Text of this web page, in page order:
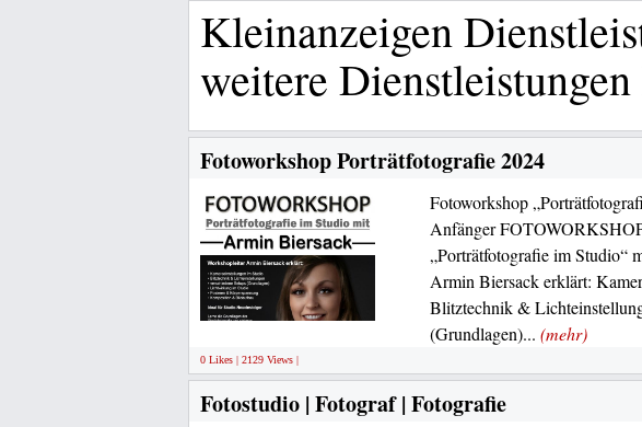
Kleinanzeigen
weitere
Fotoworkshop Porträtfotografie 2024
Fotoworkshop
Anfänger
„Porträtfotografie im Studio“
Armin Biersack erklärt:
Blitztechnik &
(Grundlagen)... (mehr)
0 Likes | 2129 Views |
Fotostudio | Fotograf | Fotografie